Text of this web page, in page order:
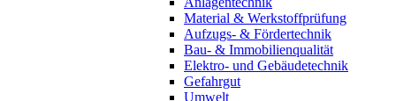
Material & Werkstoffprüfung
Aufzugs- & Fördertechnik
Bau- & Immobilienqualität
Elektro- und Gebäudetechnik
Gefahrgut
Umwelt